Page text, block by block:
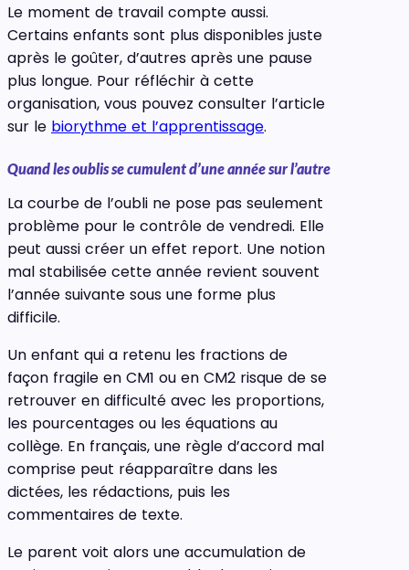
Le moment de travail compte aussi.
Certains enfants sont plus disponibles juste
après le goûter, d’autres après une pause
plus longue. Pour réfléchir à cette
organisation, vous pouvez consulter l’article
sur le biorythme et l’apprentissage.
Quand les oublis se cumulent d’une année sur l’autre
La courbe de l’oubli ne pose pas seulement
problème pour le contrôle de vendredi. Elle
peut aussi créer un effet report. Une notion
mal stabilisée cette année revient souvent
l’année suivante sous une forme plus
difficile.
Un enfant qui a retenu les fractions de
façon fragile en CM1 ou en CM2 risque de se
retrouver en difficulté avec les proportions,
les pourcentages ou les équations au
collège. En français, une règle d’accord mal
comprise peut réapparaître dans les
dictées, les rédactions, puis les
commentaires de texte.
Le parent voit alors une accumulation de